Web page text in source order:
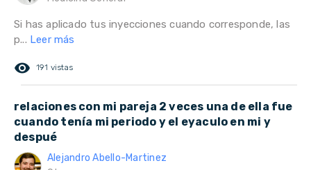
Si has aplicado tus inyecciones cuando corresponde, las
p... Leer más
remove_red_eye 191 vistas
relaciones con mi pareja 2 veces una de ella fue
cuando tenía mi periodo y el eyaculo en mi y
despué
Alejandro Abello-Martinez